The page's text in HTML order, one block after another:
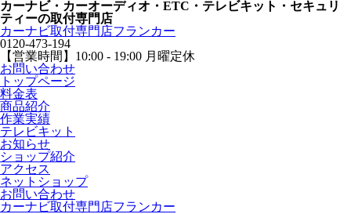
カーナビ・カーオーディオ・ETC・テレビキット・セキュリ
ティーの取付専門店
カーナビ取付専⾨店フランカー
0120-473-194
【営業時間】 10:00 - 19:00 月曜定休
お問い合わせ
トップページ
料金表
商品紹介
作業実績
テレビキット
お知らせ
ショップ紹介
アクセス
ネットショップ
お問い合わせ
カーナビ取付専⾨店フランカー